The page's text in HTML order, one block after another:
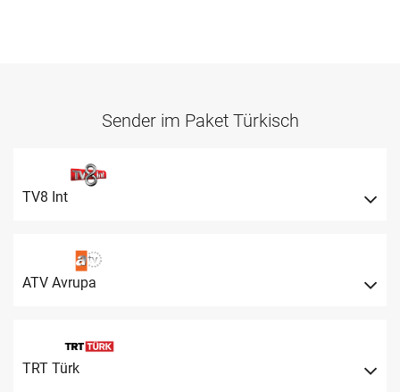
Sender im Paket Türkisch
TV8 Int
ATV Avrupa
TRT Türk